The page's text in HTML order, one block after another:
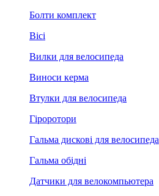
Болти комплект
Вісі
Вилки для велосипеда
Виноси керма
Втулки для велосипеда
Гіроротори
Гальма дискові для велосипеда
Гальма обідні
Датчики для велокомпьютера